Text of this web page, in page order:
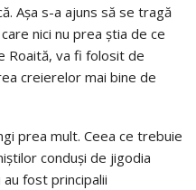
Așa s-a ajuns să se tragă
nici nu prea știa de ce
Roaită, va fi folosit de
creierelor mai bine de
prea mult. Ceea ce trebuie
conduși de jigodia
fost principalii